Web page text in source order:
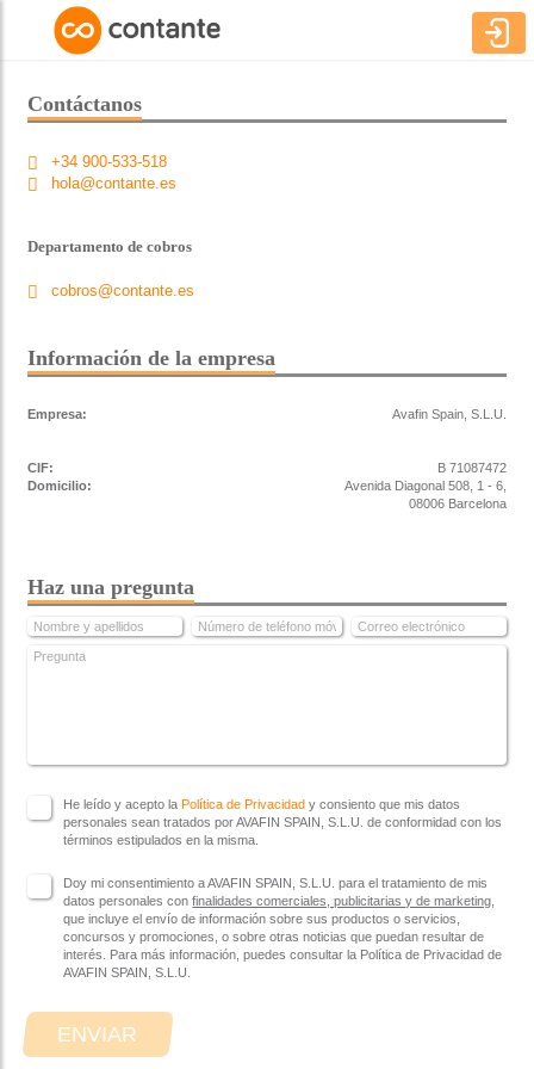
Contáctanos
+34 900-533-518
hola@contante.es
Departamento de cobros
cobros@contante.es
Información de la empresa
Empresa: Avafin Spain, S.L.U.
CIF:
B 71087472
Domicilio:
Avenida Diagonal 508, 1 - 6,
08006 Barcelona
Haz una pregunta
He leído y acepto la Política de Privacidad y consiento que mis datos
personales sean tratados por AVAFIN SPAIN, S.L.U. de conformidad con los
términos estipulados en la misma.
Doy mi consentimiento a AVAFIN SPAIN, S.L.U. para el tratamiento de mis
datos personales confinalidades comerciales, publicitarias y de marketing,
que incluye el envío de información sobre sus productos o servicios,
concursos y promociones, o sobre otras noticias que puedan resultar de
interés. Para más información, puedes consultar la Política de Privacidad de
AVAFIN SPAIN, S.L.U.
ENVIAR